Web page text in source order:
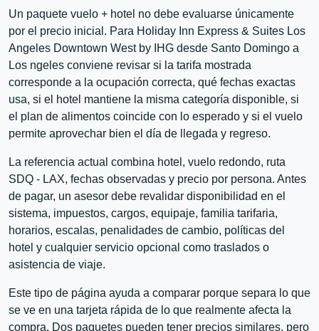
Un paquete vuelo + hotel no debe evaluarse únicamente
por el precio inicial. Para Holiday Inn Express & Suites Los
Angeles Downtown West by IHG desde Santo Domingo a
Los ngeles conviene revisar si la tarifa mostrada
corresponde a la ocupación correcta, qué fechas exactas
usa, si el hotel mantiene la misma categoría disponible, si
el plan de alimentos coincide con lo esperado y si el vuelo
permite aprovechar bien el día de llegada y regreso.
La referencia actual combina hotel, vuelo redondo, ruta
SDQ - LAX, fechas observadas y precio por persona. Antes
de pagar, un asesor debe revalidar disponibilidad en el
sistema, impuestos, cargos, equipaje, familia tarifaria,
horarios, escalas, penalidades de cambio, políticas del
hotel y cualquier servicio opcional como traslados o
asistencia de viaje.
Este tipo de página ayuda a comparar porque separa lo que
se ve en una tarjeta rápida de lo que realmente afecta la
compra. Dos paquetes pueden tener precios similares, pero